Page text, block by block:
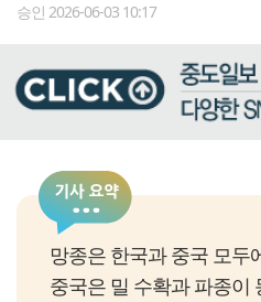
승인 2026-06-03 10:17
망종은 한국과 중국 모두
중국은 밀 수확과 파종이